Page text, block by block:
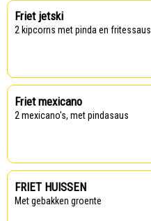
Friet jetski
2 kipcorns met pinda en fritessaus
Friet mexicano
2 mexicano's, met pindasaus
FRIET HUISSEN
met gebakken groente